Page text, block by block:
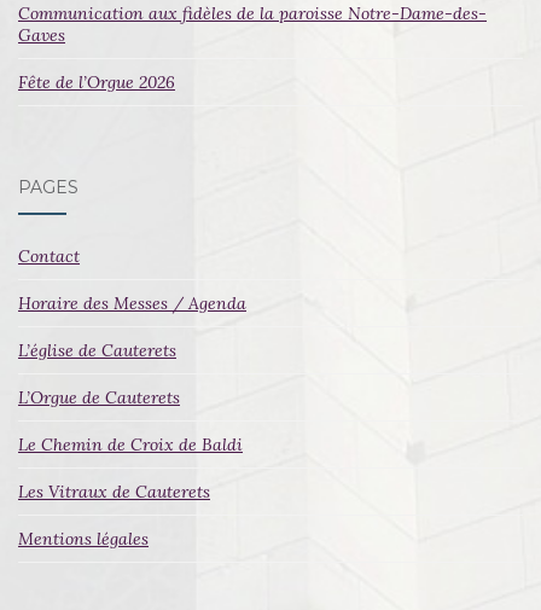
Communication aux fidèles de la paroisse Notre-Dame-des-
Gaves
Fête de l’Orgue 2026
PAGES
Contact
Horaire des Messes / Agenda
L’église de Cauterets
L’Orgue de Cauterets
Le Chemin de Croix de Baldi
Les Vitraux de Cauterets
Mentions légales